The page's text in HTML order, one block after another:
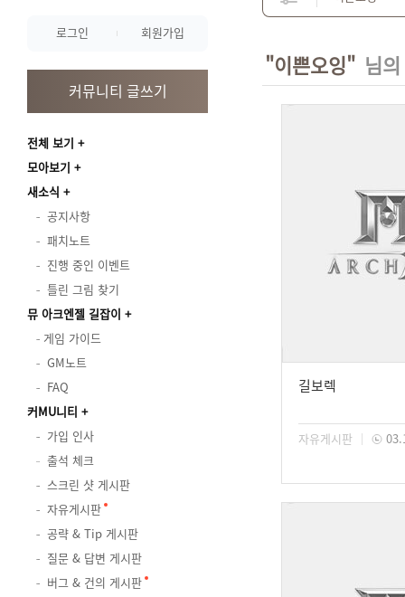
로그인 회원가입
커뮤니티 글쓰기
전체 보기
모아보기
새소식
공지사항
패치노트
진행 중인 이벤트
틀린 그림 찾기
뮤 아크엔젤 길잡이
게임 가이드
GM노트
FAQ
커MU니티
가입 인사
출석 체크
스크린 샷 게시판
자유게시판
공략 & Tip 게시판
질문 & 답변 게시판
버그 & 건의 게시판
"이쁜오잉" 님
길보렉
자유게시판